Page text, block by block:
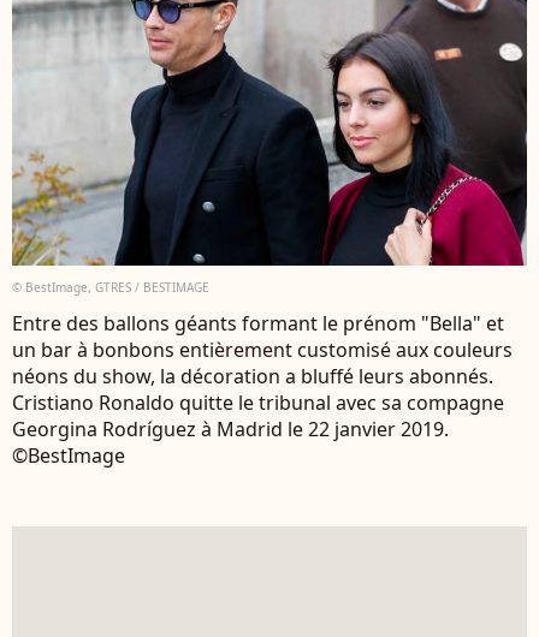
© BestImage, GTRES / BESTIMAGE
Entre des ballons géants formant le prénom "Bella" et
un bar à bonbons entièrement customisé aux couleurs
néons du show, la décoration a bluffé leurs abonnés.
Cristiano Ronaldo quitte le tribunal avec sa compagne
Georgina Rodríguez à Madrid le 22 janvier 2019.
©BestImage